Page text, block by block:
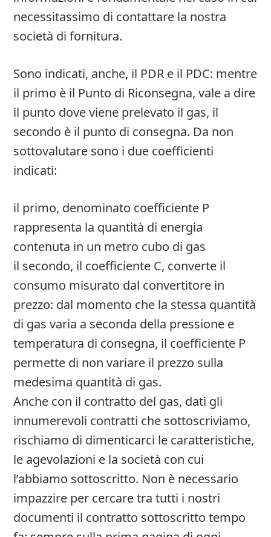
necessitassimo di contattare la nostra
società di fornitura.
Sono indicati, anche, il PDR e il PDC: mentre
il primo è il Punto di Riconsegna, vale a dire
il punto dove viene prelevato il gas, il
secondo è il punto di consegna. Da non
sottovalutare sono i due coefficienti
indicati:
il primo, denominato coefficiente P
rappresenta la quantità di energia
contenuta in un metro cubo di gas
il secondo, il coefficiente C, converte il
consumo misurato dal convertitore in
prezzo: dal momento che la stessa quantità
di gas varia a seconda della pressione e
temperatura di consegna, il coefficiente P
permette di non variare il prezzo sulla
medesima quantità di gas.
Anche con il contratto del gas, dati gli
innumerevoli contratti che sottoscriviamo,
rischiamo di dimenticarci le caratteristiche,
le agevolazioni e la società con cui
l’abbiamo sottoscritto. Non è necessario
impazzire per cercare tra tutti i nostri
documenti il contratto sottoscritto tempo